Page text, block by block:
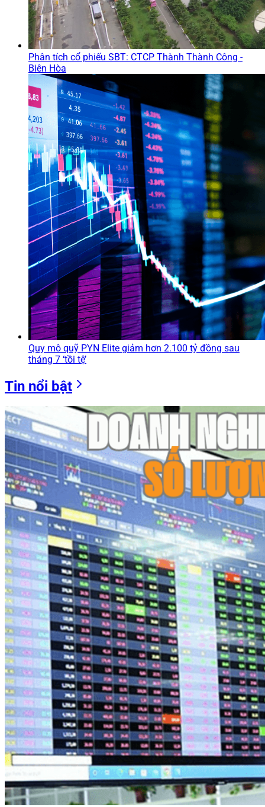
Phân tích cổ phiếu SBT: CTCP Thành Thành Công -
Biên Hòa
Quy mô quỹ PYN Elite giảm hơn 2.100 tỷ đồng sau
tháng 7 ‘tồi tệ’
Tin nổi bật